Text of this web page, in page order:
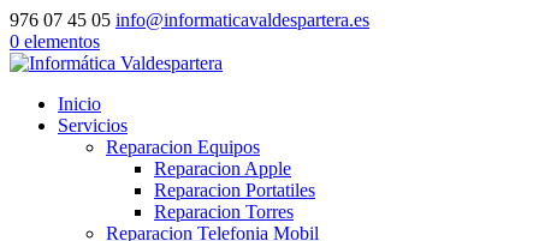
976 07 45 05 info@informaticavaldespartera.es
0 elementos
Inicio
Servicios
Reparacion Equipos
Reparacion Apple
Reparacion Portatiles
Reparacion Torres
Reparacion Telefonia Mobil